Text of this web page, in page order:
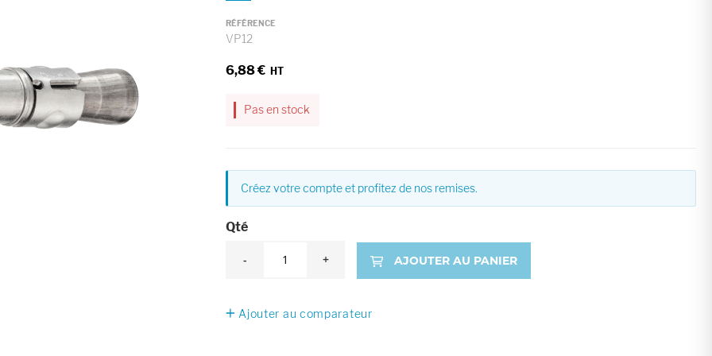
RÉFÉRENCE
VP12
6,88 €
Pas en stock
Créez votre compte et profitez de nos remises.
Qté
- + AJOUTER AU PANIER
Ajouter au comparateur